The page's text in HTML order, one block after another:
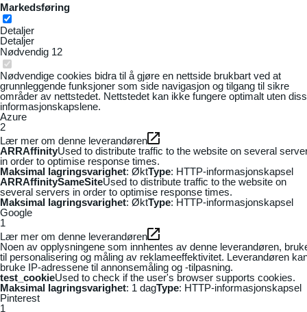
Markedsføring
Detaljer
Detaljer
Nødvendig 12
Nødvendige cookies bidra til å gjøre en nettside brukbart ved at
grunnleggende funksjoner som side navigasjon og tilgang til sikre
områder av nettstedet. Nettstedet kan ikke fungere optimalt uten
informasjonskapslene.
Azure
2
Lær mer om denne leverandøren
ARRAffinityUsed to distribute traffic to the website on several
in order to optimise response times.
Maksimal lagringsvarighet: ØktType: HTTP-informasjonskapsel
ARRAffinitySameSiteUsed to distribute traffic to the website on
several servers in order to optimise response times.
Maksimal lagringsvarighet: ØktType: HTTP-informasjonskapsel
Google
1
Lær mer om denne leverandøren
Noen av opplysningene som innhentes av denne leverandøren,
til personalisering og måling av reklameeffektivitet. Leverandøren
bruke IP-adressene til annonsemåling og -tilpasning.
test_cookieUsed to check if the user's browser supports cookies.
Maksimal lagringsvarighet: 1 dagType: HTTP-informasjonskapsel
Pinterest
1